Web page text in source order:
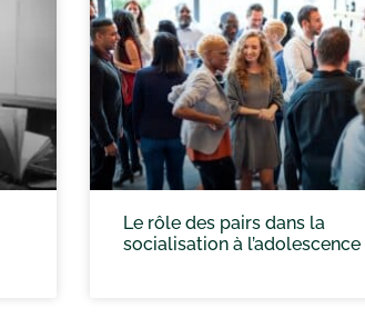
Le rôle des pairs dans la
socialisation à l’adolescence